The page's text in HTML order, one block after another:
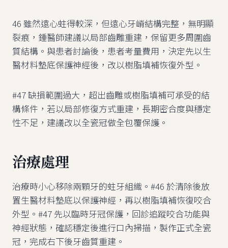
46 雖然遠心蛀得較深，但遠心牙嵴結構完整，無明顯
裂痕，鍾醫師建議以局部齒雕重建，保留更多周圍齒
質結構。與患者討論後，患者考量費用，決定先以生
醫材料墊底保護神經後，改以樹脂填補恢復外型。
#47 缺損範圍過大，超出齒雕或樹脂填補可承受的結
構條件，若以局部修復方式重建，長期密合度與穩定
性不足，建議改以全瓷冠做全包覆保護。
治療處理
治療時小心移除兩顆牙的蛀牙組織。#46 於清除後放
置生醫材料墊底以保護神經，再以樹脂填補恢復咬合
外型。#47 先以臨時牙冠保護，回診追蹤咬合功能與
神經狀態，確認穩定後進行口內掃描，製作正式全瓷
冠，完成右下後牙齒質重建。